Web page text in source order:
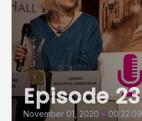
Episode 23
November 01, 2020 • 00:32:09